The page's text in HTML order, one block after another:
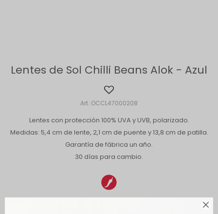

Lentes de Sol Chilli Beans Alok - Azul
OCCL47000208
Lentes con protección 100% UVA y UVB, polarizado.
Medidas: 5,4 cm de lente, 2,1 cm de puente y 13,8 cm de patilla.
Garantía de fábrica un año.
30 días para cambio.